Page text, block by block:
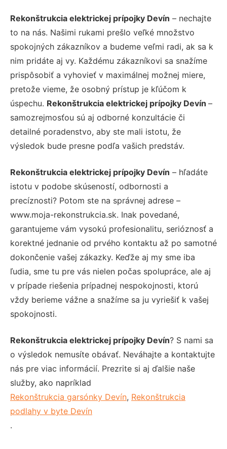
Rekonštrukcia elektrickej prípojky Devín – nechajte
to na nás. Našimi rukami prešlo veľké množstvo
spokojných zákazníkov a budeme veľmi radi, ak sa k
nim pridáte aj vy. Každému zákazníkovi sa snažíme
prispôsobiť a vyhovieť v maximálnej možnej miere,
pretože vieme, že osobný prístup je kľúčom k
úspechu. Rekonštrukcia elektrickej prípojky Devín –
samozrejmosťou sú aj odborné konzultácie či
detailné poradenstvo, aby ste mali istotu, že
výsledok bude presne podľa vašich predstáv.
Rekonštrukcia elektrickej prípojky Devín – hľadáte
istotu v podobe skúseností, odbornosti a
precíznosti? Potom ste na správnej adrese –
www.moja-rekonstrukcia.sk. Inak povedané,
garantujeme vám vysokú profesionalitu, serióznosť a
korektné jednanie od prvého kontaktu až po samotné
dokončenie vašej zákazky. Keďže aj my sme iba
ľudia, sme tu pre vás nielen počas spolupráce, ale aj
v prípade riešenia prípadnej nespokojnosti, ktorú
vždy berieme vážne a snažíme sa ju vyriešiť k vašej
spokojnosti.
Rekonštrukcia elektrickej prípojky Devín? S nami sa
o výsledok nemusíte obávať. Neváhajte a kontaktujte
nás pre viac informácií. Prezrite si aj ďalšie naše
služby, ako napríklad
Rekonštrukcia garsónky Devín, Rekonštrukcia
podlahy v byte Devín
.